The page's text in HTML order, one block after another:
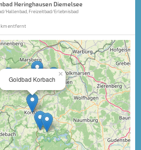
Heringhausen Diemelsee
Hallenbad, Freizeitbad/Erlebnisbad
km entfernt
×
Goldbad Korbach